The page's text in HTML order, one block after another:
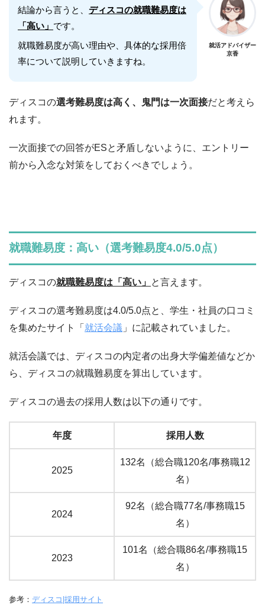
結論から言うと、 ディスコの就職難易度は
「高い」 です。
就職難易度が高い理由や、具体的な採用倍
率について説明していきますね。
就活アドバイザー
京香
ディスコの選考難易度は高く、鬼門は一次面接だと考えら
れます。
一次面接での回答がESと矛盾しないように、エントリー
前から入念な対策をしておくべきでしょう。
就職難易度：高い（選考難易度4.0/5.0点）
ディスコの就職難易度は「高い」 と言えます。
ディスコの選考難易度は4.0/5.0点と、学生・社員の口コミ
を集めたサイト「 就活会議 」に記載されていました。
就活会議では、ディスコの内定者の出身大学偏差値などか
ら、ディスコの就職難易度を算出しています。
ディスコの過去の採用人数は以下の通りです。
年度 採用人数
2025
132名（総合職120名/事務職12
名）
2024
92名（総合職77名/事務職15
名）
2023
101名（総合職86名/事務職15
名）
参考： ディスコ|採用サイト